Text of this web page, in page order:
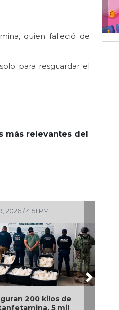
quien falleció de
para resguardar el
más relevantes del
/ 4:51 PM
200 kilos de
5 mil
Next